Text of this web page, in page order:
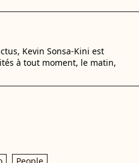
Kevin Sonsa-Kini est
à tout moment, le matin,